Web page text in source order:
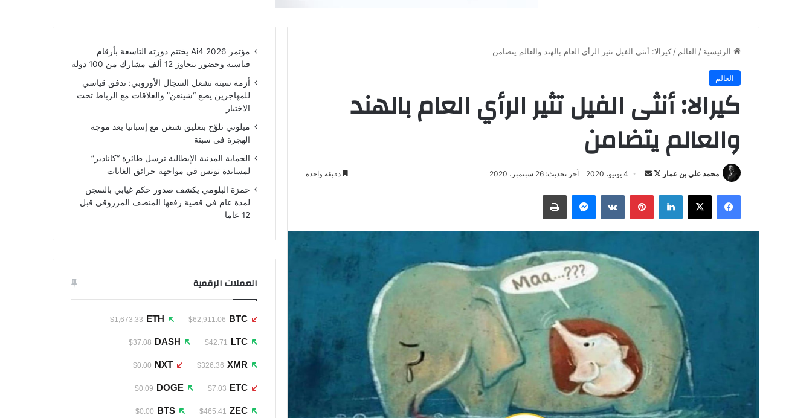
الرئيسية / العالم / كيرالا: أنثى الفيل تثير الرأي العام بالهند والعالم يتضامن
العالم
كيرالا: أنثى الفيل تثير الرأي العام بالهند
والعالم يتضامن
محمد علي بن عمار
تابعأرسل
إلكترونيا
4 يونيو، 2020 آخر تحديث: 26 سبتمبر، 2020 دقيقة واحدة
فيسبوك ‫X لينكدإن بينتيريست ماسنجر طباعة
مؤتمر Ai4 2026 يختتم دورته التاسعة بأرقام
قياسية وحضور يتجاوز 12 ألف مشارك من 100 دولة
أزمة سبتة تشعل السجال الأوروبي: تدفق قياسي
للمهاجرين يضع “شينغن” والعلاقات مع الرباط تحت
الاختبار
ميلوني تلوّح بتعليق شنغن مع إسبانيا بعد موجة
الهجرة في سبتة
الحماية المدنية الإيطالية ترسل طائرة “كانادير”
لمساندة تونس في مواجهة حرائق الغابات
حمزة البلومي يكشف صدور حكم غيابي بالسجن
لمدة عام في قضية رفعها المنصف المرزوقي قبل
12 عاما
العملات الرقمية
BTC
$62,911.06
ETH
$1,673.33
LTC
$42.71
DASH
$37.08
XMR
$326.36
NXT
$0.00
ETC
$7.03
DOGE
$0.09
ZEC
$465.41
BTS
$0.00